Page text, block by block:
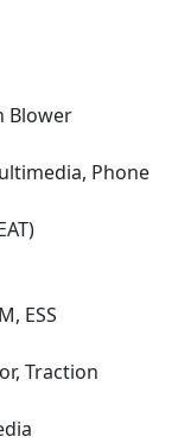
Blower
Phone
ESS
Traction